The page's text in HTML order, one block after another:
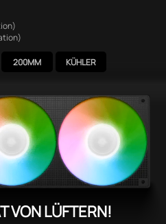
200MM KÜHLER
VON LÜFTERN!